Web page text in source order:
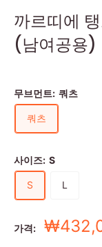
까르띠에
(남여공용)
무브먼트: 쿼츠
쿼츠
사이즈: S
S L
가격:
세